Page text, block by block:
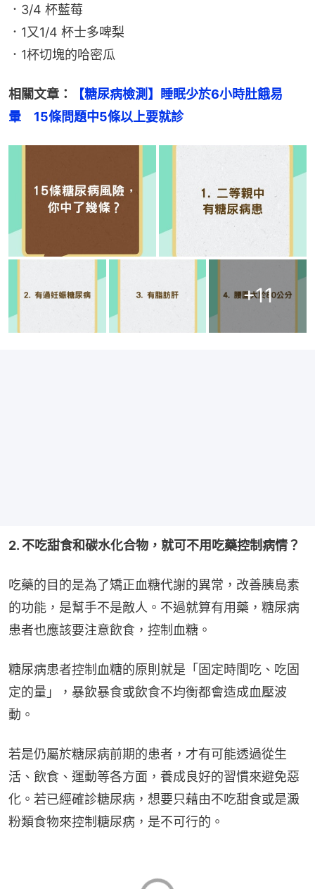
．3/4 杯藍莓
．1又1/4 杯士多啤梨
．1杯切塊的哈密瓜
相關文章：
【糖尿病檢測】睡眠少於6小時肚餓易
暈　15條問題中5條以上要就診
+11
2. 不吃甜食和碳水化合物，就可不用吃藥控制病情？
吃藥的目的是為了矯正血糖代謝的異常，改善胰島素
的功能，是幫手不是敵人。不過就算有用藥，糖尿病
患者也應該要注意飲食，控制血糖。
糖尿病患者控制血糖的原則就是「固定時間吃、吃固
定的量」，暴飲暴食或飲食不均衡都會造成血壓波
動。
若是仍屬於糖尿病前期的患者，才有可能透過從生
活、飲食、運動等各方面，養成良好的習慣來避免惡
化。若已經確診糖尿病，想要只藉由不吃甜食或是澱
粉類食物來控制糖尿病，是不可行的。